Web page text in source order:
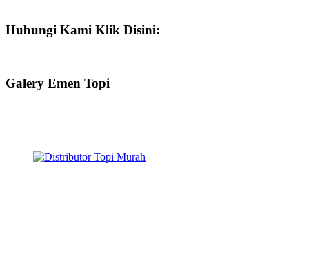
Hubungi Kami Klik Disini:
Galery Emen Topi